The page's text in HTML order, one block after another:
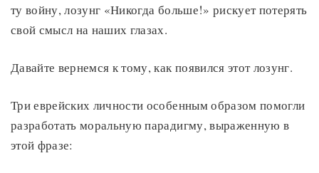
ту войну, лозунг «Никогда больше!» рискует потерять
свой смысл на наших глазах.
Давайте вернемся к тому, как появился этот лозунг.
Три еврейских личности особенным образом помогли
разработать моральную парадигму, выраженную в
этой фразе: